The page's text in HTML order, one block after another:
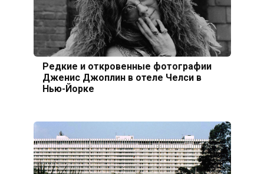
Редкие и откровенные фотографии
Дженис Джоплин в отеле Челси в
Нью-Йорке